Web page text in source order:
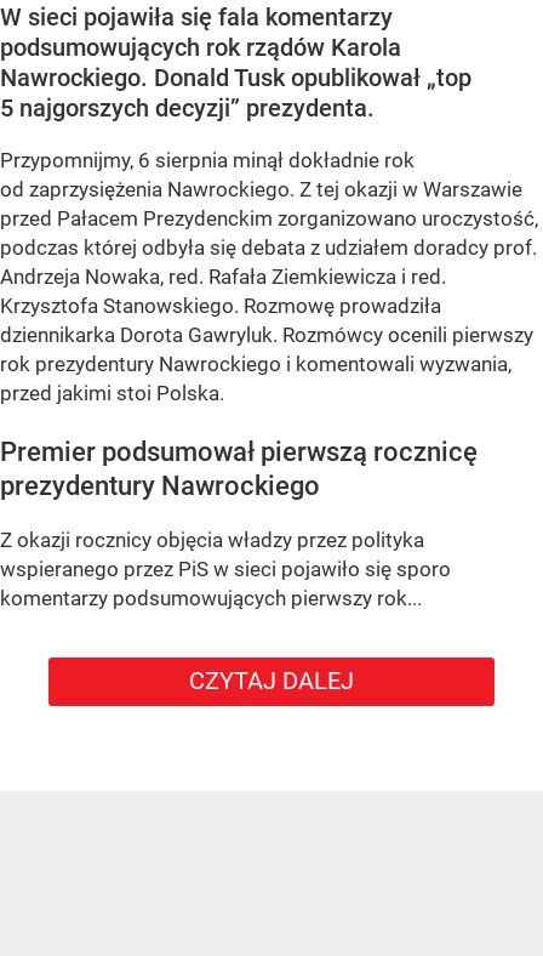
W sieci pojawiła się fala komentarzy
podsumowujących rok rządów Karola
Nawrockiego. Donald Tusk opublikował „top
5 najgorszych decyzji” prezydenta.
Przypomnijmy, 6 sierpnia minął dokładnie rok
od zaprzysiężenia Nawrockiego. Z tej okazji w Warszawie
przed Pałacem Prezydenckim zorganizowano uroczystość,
podczas której odbyła się debata z udziałem doradcy prof.
Andrzeja Nowaka, red. Rafała Ziemkiewicza i red.
Krzysztofa Stanowskiego. Rozmowę prowadziła
dziennikarka Dorota Gawryluk. Rozmówcy ocenili pierwszy
rok prezydentury Nawrockiego i komentowali wyzwania,
przed jakimi stoi Polska.
Premier podsumował pierwszą rocznicę
prezydentury Nawrockiego
Z okazji rocznicy objęcia władzy przez polityka
wspieranego przez PiS w sieci pojawiło się sporo
komentarzy podsumowujących pierwszy rok...
CZYTAJ DALEJ